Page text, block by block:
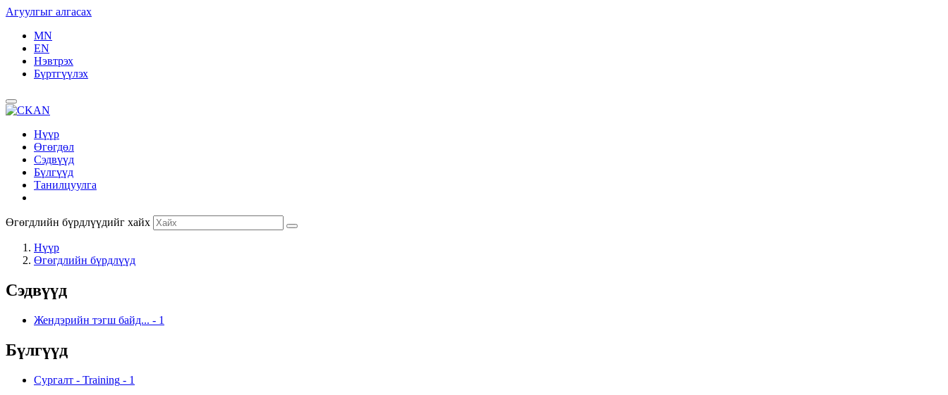
Агуулгыг алгасах
MN
EN
Нэвтрэх
Бүртгүүлэх
Нүүр
Өгөгдөл
Сэдвүүд
Бүлгүүд
Танилцуулга
Өгөгдлийн бүрдлүүдийг хайх
Нүүр
Өгөгдлийн бүрдлүүд
Сэдвүүд
Жендэрийн тэгш байд... - 1
Бүлгүүд
Сургалт - Training - 1